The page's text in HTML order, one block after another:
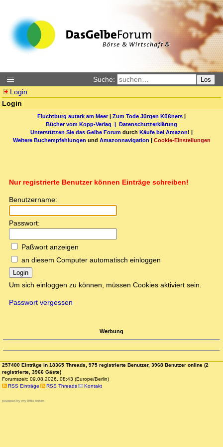
Suche: Los
Login
Login
Fluchtburg autark am Meer| Zum Tode Jürgen Küßners |
Bücher vom Kopp-Verlag | Datenschutzerklärung
Unterstützen Sie das Gelbe Forum durch Käufe bei Amazon! |
Weitere Buchempfehlungen und Amazonnavigation | Cookie-Einstellungen
Nur registrierte Benutzer können Einträge schreiben!
Benutzername:
Passwort:
Paßwort anzeigen
an diesem Computer automatisch einloggen
Login
Um sich einloggen zu können, müssen Cookies aktiviert sein.
Passwort vergessen
Werbung
257400 Einträge in 18365 Threads, 975 registrierte Benutzer, 3968 Benutzer online (2
registrierte, 3966 Gäste)
Forumszeit: 09.08.2026, 08:43 (Europe/Berlin)
RSS Einträge
RSS Threads Kontakt
powered by my little forum